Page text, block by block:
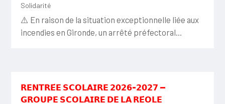
Solidarité
⚠️ En raison de la situation exceptionnelle liée aux
incendies en Gironde, un arrêté préfectoral...
𝗥𝗘𝗡𝗧𝗥𝗘́𝗘 𝗦𝗖𝗢𝗟𝗔𝗜𝗥𝗘 𝟮𝟬𝟮𝟲-𝟮𝟬𝟮𝟳 —
𝗚𝗥𝗢𝗨𝗣𝗘 𝗦𝗖𝗢𝗟𝗔𝗜𝗥𝗘 𝗗𝗘 𝗟𝗔 𝗥𝗘́𝗢𝗟𝗘